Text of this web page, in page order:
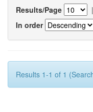
Results/Page |
In order
Results 1-1 of 1